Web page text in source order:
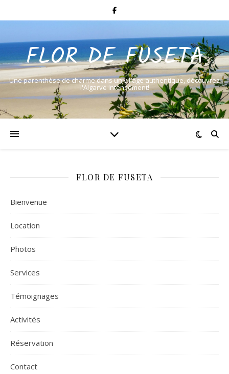
FLOR DE FUSETA
Une parenthèse de charme dans un village authentique, découvrez
l'Algarve intensément!
FLOR DE FUSETA
Bienvenue
Location
Photos
Services
Témoignages
Activités
Réservation
Contact